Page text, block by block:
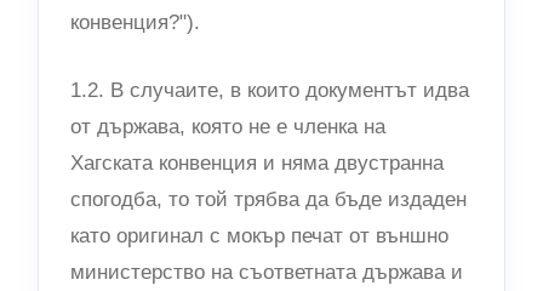
конвенция?").
1.2. В случаите, в които документът идва
от държава, която не е членка на
Хагската конвенция и няма двустранна
спогодба, то той трябва да бъде издаден
като оригинал с мокър печат от външно
министерство на съответната държава и